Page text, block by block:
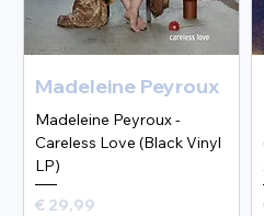
Madeleine Peyroux
Madeleine Peyroux -
Careless Love (Black Vinyl
LP)
Prijs
€ 29,99